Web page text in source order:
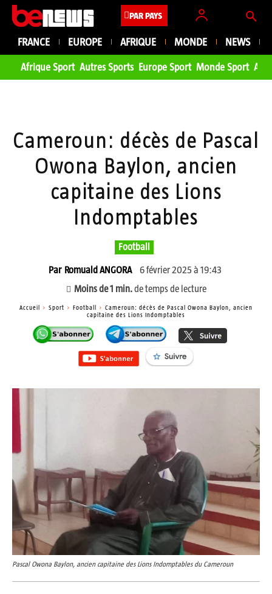
PAR PAYS
FRANCE EUROPE AFRIQUE MONDE NEWS
Afrique Sport Autres Sports Europe Sport Monde Sport
Cameroun: décès de Pascal
Owona Baylon, ancien
capitaine des Lions
Indomptables
Football
Par Romuald ANGORA
6 février 2025 à 19:43
Moins de 1 min. de temps de lecture
Accueil Sport Football
Cameroun: décès de Pascal Owona Baylon, ancien
capitaine des Lions Indomptables
Pascal Owona Baylon, ancien capitaine des Lions Indomptables du Cameroun